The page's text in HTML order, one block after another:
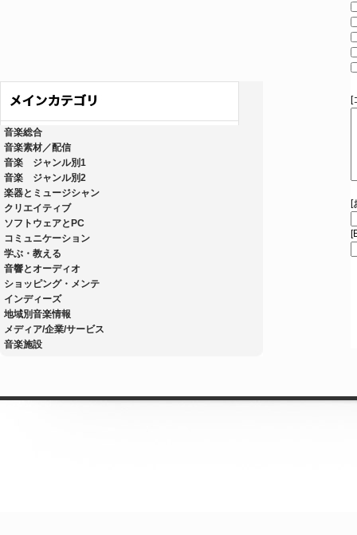
音楽総合
音楽素材／配信
音楽 ジャンル別1
音楽 ジャンル別2
楽器とミュージシャン
クリエイティブ
ソフトウェアとPC
コミュニケーション
学ぶ・教える
音響とオーディオ
ショッピング・メンテ
インディーズ
地域別音楽情報
メディア/企業/サービス
音楽施設
[
[